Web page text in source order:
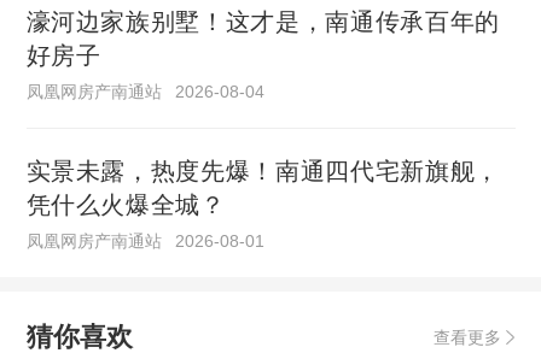
濠河边家族别墅！这才是，南通传承百年的
好房子
凤凰网房产南通站 2026-08-04
实景未露，热度先爆！南通四代宅新旗舰，
凭什么火爆全城？
凤凰网房产南通站 2026-08-01
猜你喜欢 查看更多